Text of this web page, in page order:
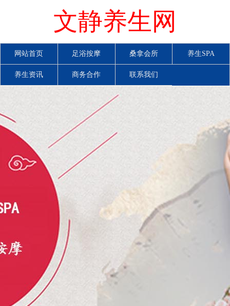
文静养生网
网站首页 足浴按摩 桑拿会所 养生SPA
养生资讯 商务合作 联系我们